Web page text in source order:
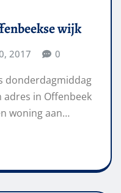
wijk
2017 0
donderdagmiddag
in Offenbeek
woning aan…